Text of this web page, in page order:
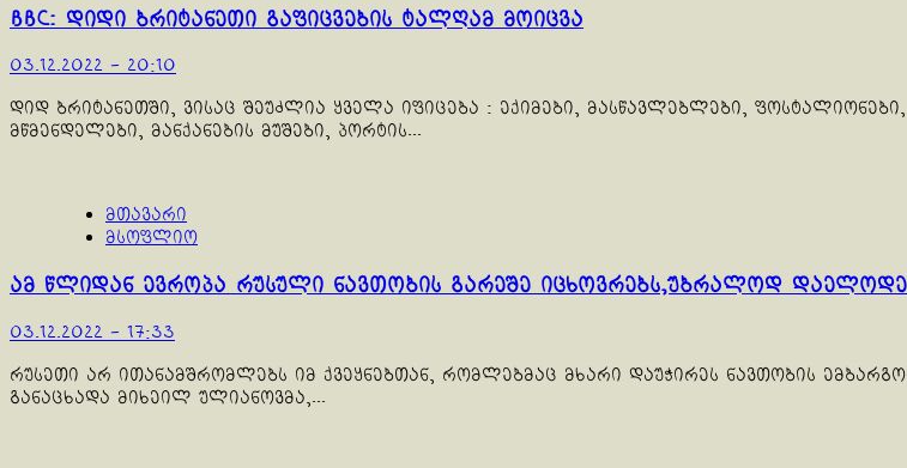
BBC: დიდი ბრიტანეთი გაფიცვების ტალღამ მოიცვა
03.12.2022 - 20:10
დიდ ბრიტანეთში, ვისაც შეუძლია ყველა იფიცება : ექიმები, მასწავლებლები,
მწმენდელები, მანქანების მუშები, პორტის...
მთავარი
მსოფლიო
ამ წლიდან ევროპა რუსული ნავთობის გარეშე იცხოვრებს,უბრალოდ
03.12.2022 - 17:33
რუსეთი არ ითანამშრომლებს იმ ქვეყნებთან, რომლებმაც მხარი დაუჭირეს ნავთობის
განაცხადა მიხეილ ულიანოვმა,...